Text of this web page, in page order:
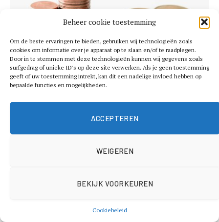
Beheer cookie toestemming
Om de beste ervaringen te bieden, gebruiken wij technologieën zoals
cookies om informatie over je apparaat op te slaan en/of te raadplegen.
Door in te stemmen met deze technologieën kunnen wij gegevens zoals
surfgedrag of unieke ID's op deze site verwerken. Als je geen toestemming
geeft of uw toestemming intrekt, kan dit een nadelige invloed hebben op
bepaalde functies en mogelijkheden.
ACCEPTEREN
WEIGEREN
BEKIJK VOORKEUREN
Cookiebeleid
belangrijker wordt